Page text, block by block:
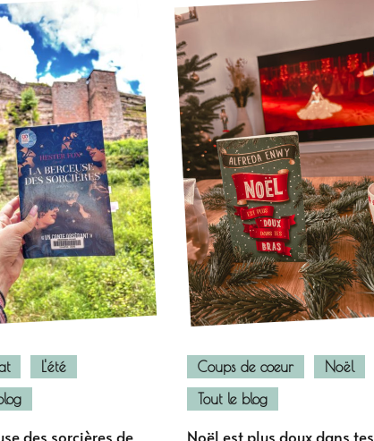
L'été
Coups de coeur
Noël
Tout le blog